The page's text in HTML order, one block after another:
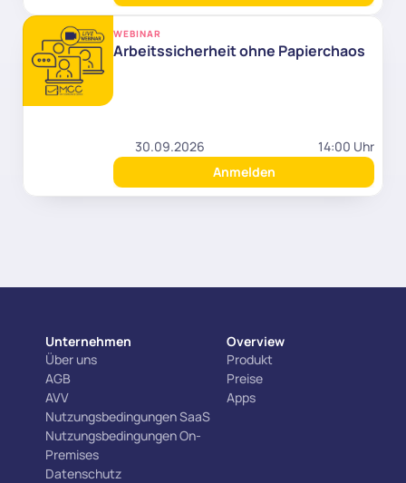
WEBINAR
Arbeitssicherheit ohne Papierchaos
30.09.2026
14:00 Uhr
Anmelden
Unternehmen
Über uns
AGB
AVV
Nutzungsbedingungen SaaS
Nutzungsbedingungen On-
Premises
Datenschutz
Overview
Produkt
Preise
Apps